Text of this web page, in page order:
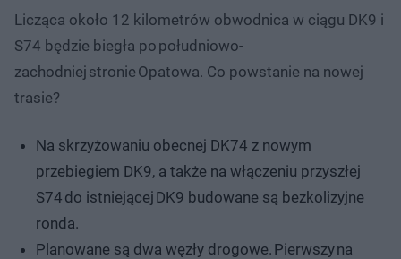
Licząca około 12 kilometrów obwodnica w ciągu DK9 i
S74 będzie biegła po południowo-
zachodniej stronie Opatowa. Co powstanie na nowej
trasie?
Na skrzyżowaniu obecnej DK74 z nowym
przebiegiem DK9, a także na włączeniu przyszłej
S74 do istniejącej DK9 budowane są bezkolizyjne
ronda.
Planowane są dwa węzły drogowe. Pierwszy na